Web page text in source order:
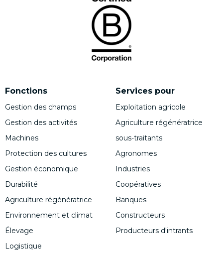
Fonctions
Gestion des champs
Gestion des activités
Machines
Protection des cultures
Gestion économique
Durabilité
Agriculture régénératrice
Environnement et climat
Élevage
Logistique
Services pour
Exploitation agricole
Agriculture régénératrice
sous-traitants
Agronomes
Industries
Coopératives
Banques
Constructeurs
Producteurs d'intrants